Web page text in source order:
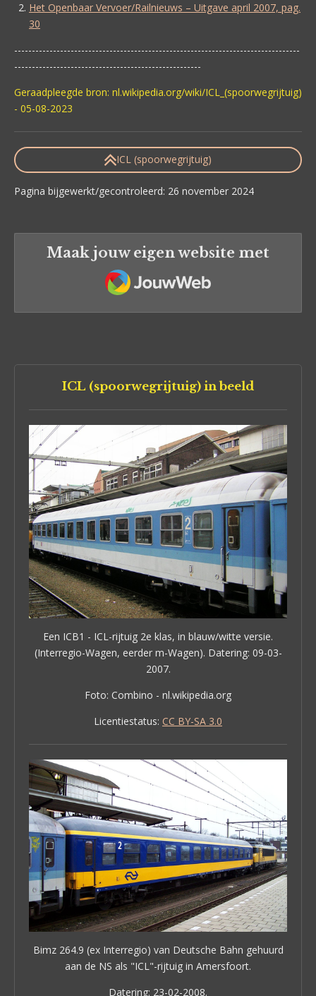
Het Openbaar Vervoer/Railnieuws – Uitgave april 2007, pag.
30
---------------------------------------------------------------------------------
-----------------------------------------------------
Geraadpleegde bron: nl.wikipedia.org/wiki/ICL_(spoorwegrijtuig)
- 05-08-2023
ICL (spoorwegrijtuig)
Pagina bijgewerkt/gecontroleerd: 26 november 2024
Maak jouw eigen website met
JouwWeb
ICL (spoorwegrijtuig) in beeld
Een ICB1 - ICL-rijtuig 2e klas, in blauw/witte versie.
(Interregio-Wagen, eerder m-Wagen). Datering: 09-03-
2007.
Foto: Combino - nl.wikipedia.org
Licentiestatus: CC BY-SA 3.0
Bimz 264.9 (ex Interregio) van Deutsche Bahn gehuurd
aan de NS als "ICL"-rijtuig in Amersfoort.
Datering: 23-02-2008.